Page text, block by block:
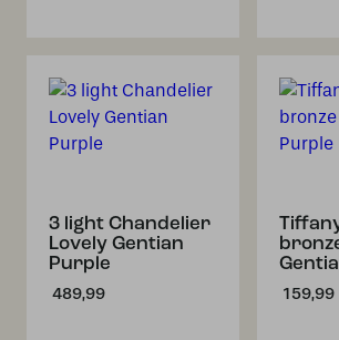
3 light Chandelier
Lovely Gentian
Purple
489,99 159,99